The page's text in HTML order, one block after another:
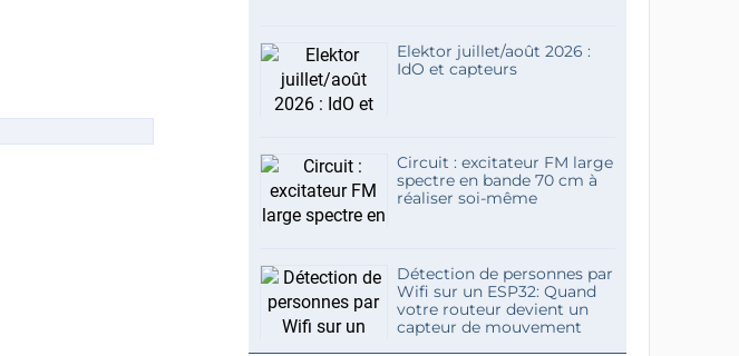
Elektor juillet/août 2026 :
IdO et capteurs
Circuit : excitateur FM large
spectre en bande 70 cm à
réaliser soi-même
Détection de personnes par
Wifi sur un ESP32: Quand
votre routeur devient un
capteur de mouvement